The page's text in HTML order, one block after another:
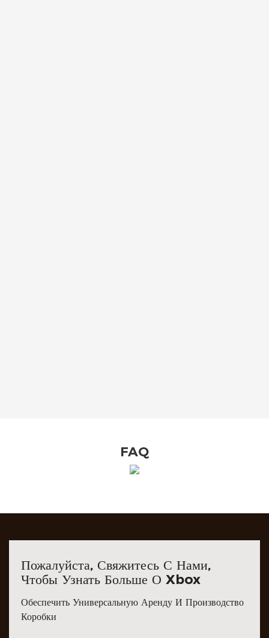
FAQ
Пожалуйста, Свяжитесь С Нами,
Чтобы Узнать Больше О Xbox
Обеспечить Универсальную Аренду И Производство
Коробки